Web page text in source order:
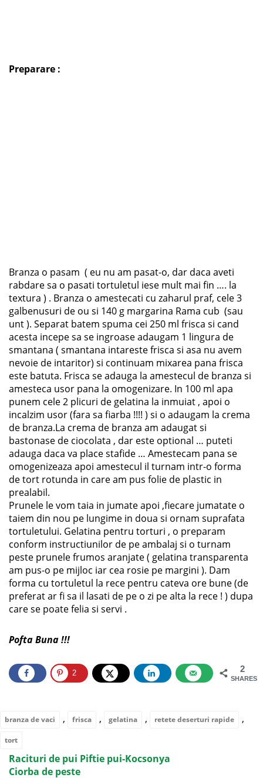
Preparare :
Branza o pasam ( eu nu am pasat-o, dar daca aveti
rabdare sa o pasati tortuletul iese mult mai fin …. la
textura ) . Branza o amestecati cu zaharul praf, cele 3
galbenusuri de ou si 140 g margarina Rama cub (sau
unt ). Separat batem spuma cei 250 ml frisca si cand
acesta incepe sa se ingroase adaugam 1 lingura de
smantana ( smantana intareste frisca si asa nu avem
nevoie de intaritor) si continuam mixarea pana frisca
este batuta. Frisca se adauga la amestecul de branza si
amesteca usor pana la omogenizare. In 100 ml apa
punem cele 2 plicuri de gelatina la inmuiat , apoi o
incalzim usor (fara sa fiarba !!!! ) si o adaugam la crema
de branza.La crema de branza am adaugat si
bastonase de ciocolata , dar este optional … puteti
adauga daca va place stafide … Amestecam pana se
omogenizeaza apoi amestecul il turnam intr-o forma
de tort rotunda in care am pus folie de plastic in
prealabil.
Prunele le vom taia in jumate apoi ,fiecare jumatate o
taiem din nou pe lungime in doua si ornam suprafata
tortuletului. Gelatina pentru torturi , o preparam
conform instructiunilor de pe ambalaj si o turnam
peste prunele frumos aranjate ( gelatina transparenta
am pus-o pe mijloc iar cea rosie pe margini ). Dam
forma cu tortuletul la rece pentru cateva ore bune (de
preferat ar fi sa il lasati de pe o zi pe alta la rece ! ) dupa
care se poate felia si servi .
Pofta Buna !!!
2
SHARES
2
branza de vaci , frisca , gelatina , retete deserturi rapide ,
tort
Racituri de pui Piftie pui-Kocsonya
Ciorba de peste